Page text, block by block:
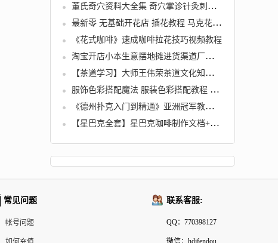
董氏奇穴资料大全集 奇穴掌诊针灸刺血手针验方笔记文献视频 4.1G
最新零 无基础开花店 插花教程 马克花艺运营方案 学花束图解光盘
《花式咖啡》速成咖啡拉花技巧视频教程
淘宝开店小本生意摆地摊进货渠道厂商批发货源大全
【茶道学习】大师王伟荣茶道文化知识讲座教程视频
服饰色彩搭配魔法 服装色彩搭配教程 服装搭配技巧视频教材学习
《德州扑克入门到精通》亚洲冠军教你如何从小白进阶中高端玩家
【星巴克全套】星巴克咖啡制作文档+视频教程
常见问题
帐号问题
联系客服:
QQ：770398127
微信：hdjfendou